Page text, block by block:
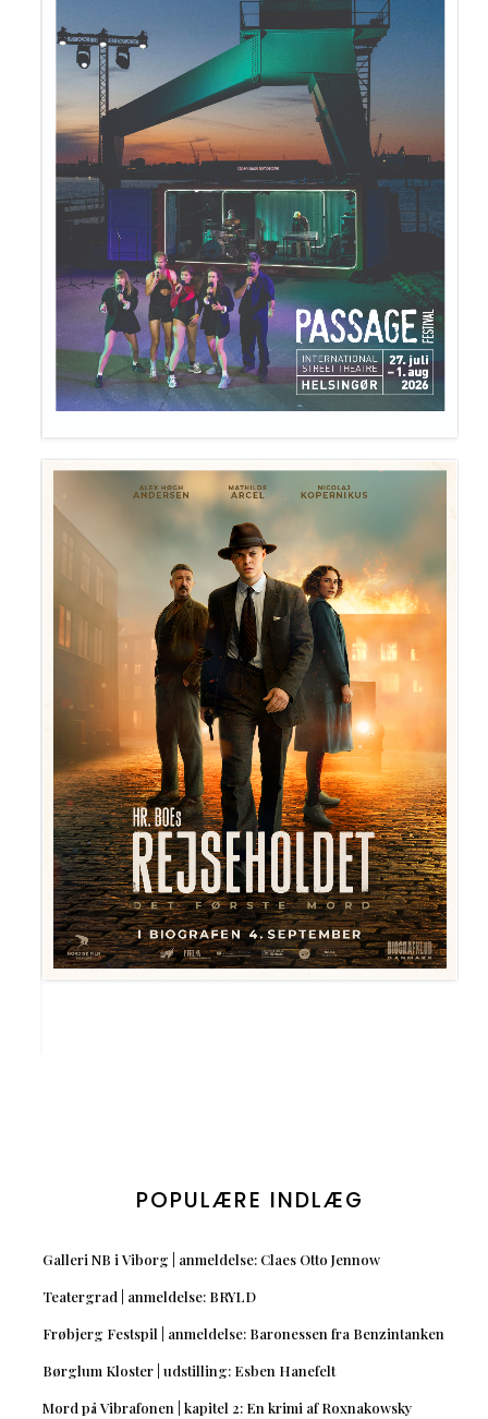
POPULÆRE INDLÆG
Galleri NB i Viborg | anmeldelse: Claes Otto Jennow
Teatergrad | anmeldelse: BRYLD
Frøbjerg Festspil | anmeldelse: Baronessen fra Benzintanken
Børglum Kloster | udstilling: Esben Hanefelt
Mord på Vibrafonen | kapitel 2: En krimi af Roxnakowsky